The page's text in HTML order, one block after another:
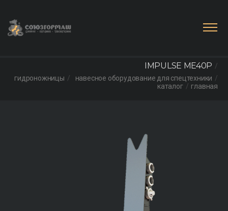
главная
каталог
навесное оборудование для спецтехники
гидроножницы
IMPULSE ME40P